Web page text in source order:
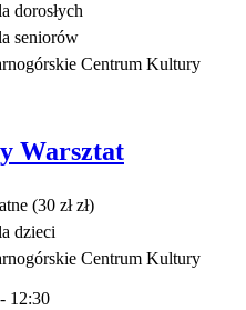
dorosłych
seniorów
Centrum Kultury
Warsztat
(30 zł zł)
dzieci
Centrum Kultury
12:30